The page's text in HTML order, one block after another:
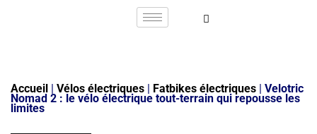
Accueil | Vélos électriques | Fatbikes électriques | Velotric
Nomad 2 : le vélo électrique tout-terrain qui repousse les
limites